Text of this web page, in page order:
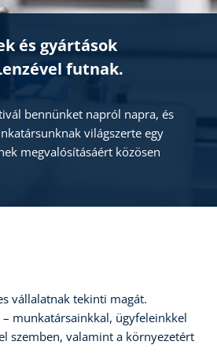
és gyártások
futnak.
bennünket napról napra, és
világszerte egy
megvalósításáért közösen
vállalatnak tekinti magát.
munkatársainkkal, ügyfeleinkkel
szemben, valamint a környezetért